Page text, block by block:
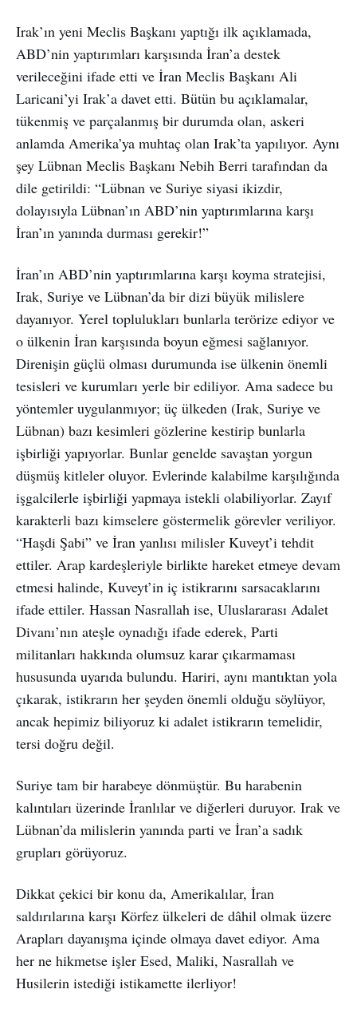
Irak’ın yeni Meclis Başkanı yaptığı ilk açıklamada,
ABD’nin yaptırımları karşısında İran’a destek
verileceğini ifade etti ve İran Meclis Başkanı Ali
Laricani’yi Irak’a davet etti. Bütün bu açıklamalar,
tükenmiş ve parçalanmış bir durumda olan, askeri
anlamda Amerika’ya muhtaç olan Irak’ta yapılıyor. Aynı
şey Lübnan Meclis Başkanı Nebih Berri tarafından da
dile getirildi: “Lübnan ve Suriye siyasi ikizdir,
dolayısıyla Lübnan’ın ABD’nin yaptırımlarına karşı
İran’ın yanında durması gerekir!”
İran’ın ABD’nin yaptırımlarına karşı koyma stratejisi,
Irak, Suriye ve Lübnan’da bir dizi büyük milislere
dayanıyor. Yerel toplulukları bunlarla terörize ediyor ve
o ülkenin İran karşısında boyun eğmesi sağlanıyor.
Direnişin güçlü olması durumunda ise ülkenin önemli
tesisleri ve kurumları yerle bir ediliyor. Ama sadece bu
yöntemler uygulanmıyor; üç ülkeden (Irak, Suriye ve
Lübnan) bazı kesimleri gözlerine kestirip bunlarla
işbirliği yapıyorlar. Bunlar genelde savaştan yorgun
düşmüş kitleler oluyor. Evlerinde kalabilme karşılığında
işgalcilerle işbirliği yapmaya istekli olabiliyorlar. Zayıf
karakterli bazı kimselere göstermelik görevler veriliyor.
“Haşdi Şabi” ve İran yanlısı milisler Kuveyt’i tehdit
ettiler. Arap kardeşleriyle birlikte hareket etmeye devam
etmesi halinde, Kuveyt’in iç istikrarını sarsacaklarını
ifade ettiler. Hassan Nasrallah ise, Uluslararası Adalet
Divanı’nın ateşle oynadığı ifade ederek, Parti
militanları hakkında olumsuz karar çıkarmaması
hususunda uyarıda bulundu. Hariri, aynı mantıktan yola
çıkarak, istikrarın her şeyden önemli olduğu söylüyor,
ancak hepimiz biliyoruz ki adalet istikrarın temelidir,
tersi doğru değil.
Suriye tam bir harabeye dönmüştür. Bu harabenin
kalıntıları üzerinde İranlılar ve diğerleri duruyor. Irak ve
Lübnan’da milislerin yanında parti ve İran’a sadık
grupları görüyoruz.
Dikkat çekici bir konu da, Amerikalılar, İran
saldırılarına karşı Körfez ülkeleri de dâhil olmak üzere
Arapları dayanışma içinde olmaya davet ediyor. Ama
her ne hikmetse işler Esed, Maliki, Nasrallah ve
Husilerin istediği istikamette ilerliyor!